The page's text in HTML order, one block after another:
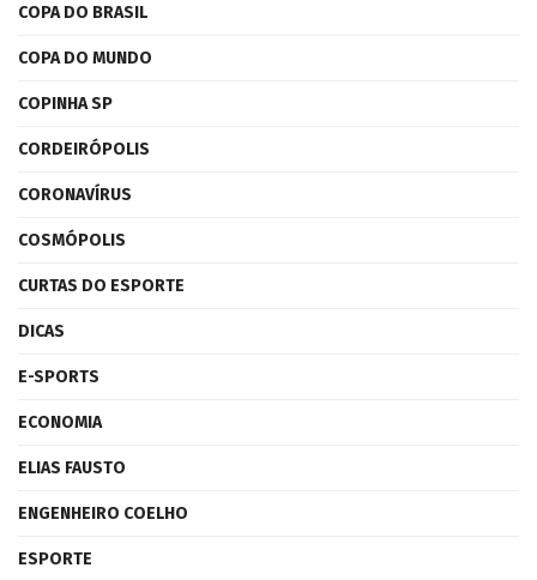
COPA DO BRASIL
COPA DO MUNDO
COPINHA SP
CORDEIRÓPOLIS
CORONAVÍRUS
COSMÓPOLIS
CURTAS DO ESPORTE
DICAS
E-SPORTS
ECONOMIA
ELIAS FAUSTO
ENGENHEIRO COELHO
ESPORTE